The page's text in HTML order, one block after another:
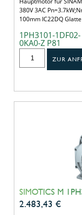
380V 3AC
100mm IC22DQ
1PH3101-1DF02-
0KA0-Z P81
ZUR
SIMOTICS M
2.483,43 €